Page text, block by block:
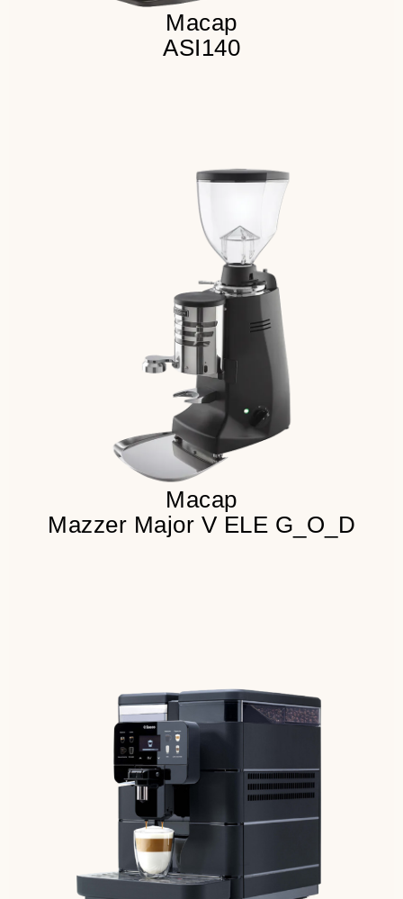
Macap
ASI140
Macap
Mazzer Major V ELE G_O_D
Защита от комкования,
экономия кофе и времени
Никаких потерь настроек помола
с функцией EASY TO CLEAN
Принудительная система
вентиляции с электронным
контролем
Детальнее
Живое молоко
25 сек.
Приготовление эспрессо
Итальянское качество
Детальнее